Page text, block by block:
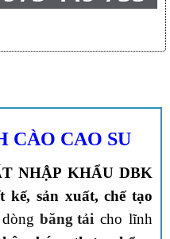
CÀO CAO SU
NHẬP KHẨU DBK
kế, sản xuất, chế tạo
dòngbăng tải cho lĩnh